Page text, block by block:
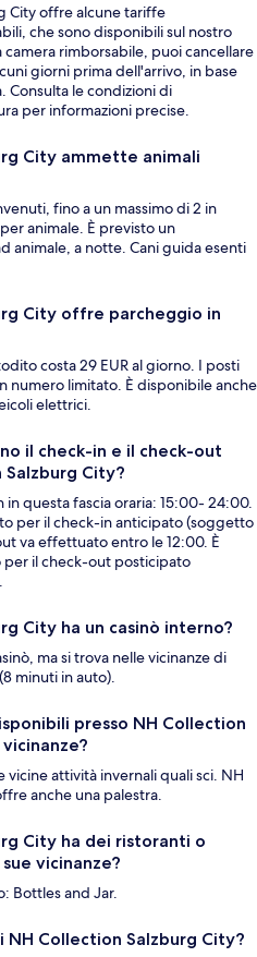
City offre alcune tariffe
che sono disponibili sul nostro
rimborsabile, puoi cancellare
giorni prima dell'arrivo, in base
Consulta le condizioni di
per informazioni precise.
City ammette animali
fino a un massimo di 2 in
animale. È previsto un
animale, a notte. Cani guida esenti
City offre parcheggio in
costa 29 EUR al giorno. I posti
numero limitato. È disponibile anche
elettrici.
il check-in e il check-out
Salzburg City?
questa fascia oraria: 15:00- 24:00.
per il check-in anticipato (soggetto
va effettuato entro le 12:00. È
il check-out posticipato
City ha un casinò interno?
ma si trova nelle vicinanze di
minuti in auto).
presso NH Collection
attività invernali quali sci. NH
anche una palestra.
City ha dei ristoranti o
vicinanze?
Bottles and Jar.
NH Collection Salzburg City?